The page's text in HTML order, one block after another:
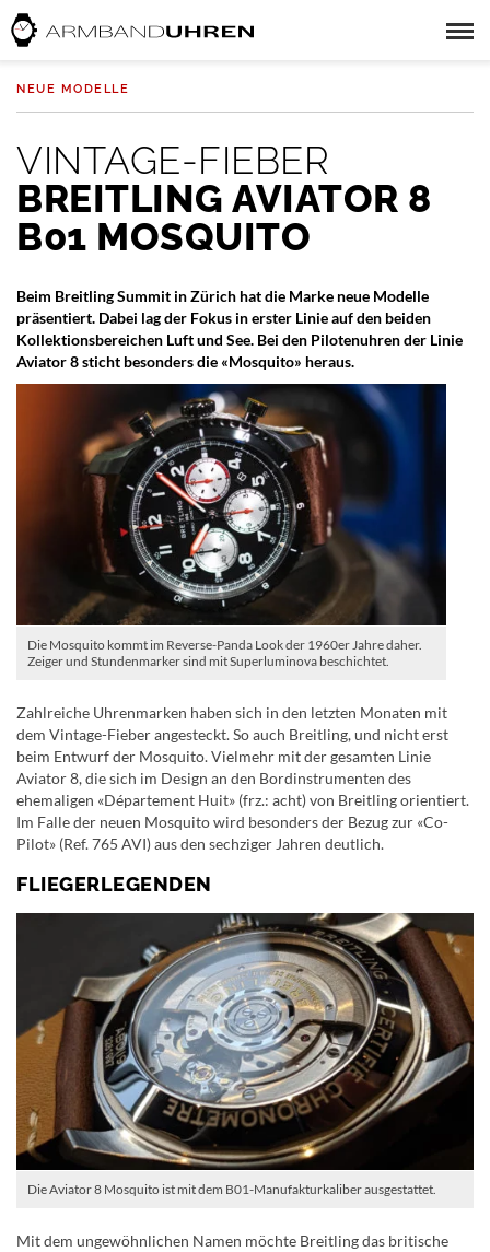
NEUE MODELLE
VINTAGE-FIEBER
BREITLING AVIATOR 8
B01 MOSQUITO
Beim Breitling Summit in Zürich hat die Marke neue Modelle
präsentiert. Dabei lag der Fokus in erster Linie auf den beiden
Kollektionsbereichen Luft und See. Bei den Pilotenuhren der Linie
Aviator 8 sticht besonders die «Mosquito» heraus.
Die Mosquito kommt im Reverse-Panda Look der 1960er Jahre daher.
Zeiger und Stundenmarker sind mit Superluminova beschichtet.
Zahlreiche Uhrenmarken haben sich in den letzten Monaten mit
dem Vintage-Fieber angesteckt. So auch Breitling, und nicht erst
beim Entwurf der Mosquito. Vielmehr mit der gesamten Linie
Aviator 8, die sich im Design an den Bordinstrumenten des
ehemaligen «Département Huit» (frz.: acht) von Breitling orientiert.
Im Falle der neuen Mosquito wird besonders der Bezug zur «Co-
Pilot» (Ref. 765 AVI) aus den sechziger Jahren deutlich.
FLIEGERLEGENDEN
Die Aviator 8 Mosquito ist mit dem B01-Manufakturkaliber ausgestattet.
Mit dem ungewöhnlichen Namen möchte Breitling das britische